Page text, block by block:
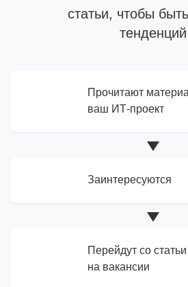
статьи, чтобы
тенденций
Прочитают
ваш ИТ-проект
Заинтересуются
Перейдут со статьи
на вакансии